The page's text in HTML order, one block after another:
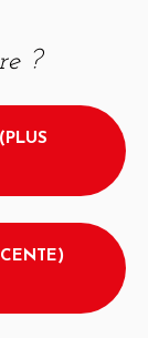
?